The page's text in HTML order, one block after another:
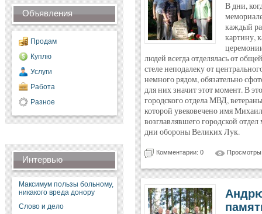
Объявления
Продам
Куплю
Услуги
Работа
Разное
Интервью
Максимум пользы больному,
никакого вреда донору
Слово и дело
В дни,
каждый
картину,
людей всегда отделялась от
стеле неподалеку от
немного рядом, обязательно
для них значит этот момент. В
городского отдела МВД,
которой увековечено имя
возглавлявшего городской
дни обороны Великих Лук.
Комментарии: 0